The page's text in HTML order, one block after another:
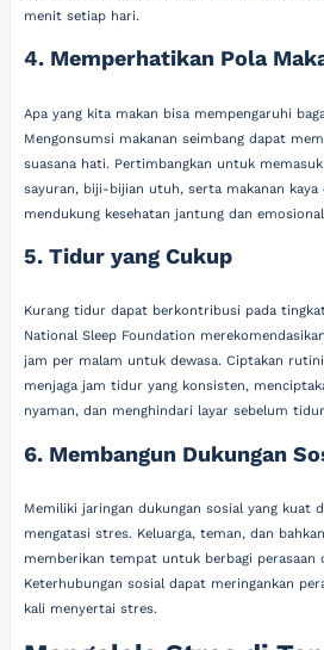
menit setiap hari.
4. Memperhatikan Pola
Apa yang kita makan bisa mempengaruhi
Mengonsumsi makanan seimbang dapat
suasana hati. Pertimbangkan untuk
sayuran, biji-bijian utuh, serta makanan
mendukung kesehatan jantung dan
5. Tidur yang Cukup
Kurang tidur dapat berkontribusi pada
National Sleep Foundation
jam per malam untuk dewasa. Ciptakan
menjaga jam tidur yang konsisten,
nyaman, dan menghindari layar sebelum
6. Membangun Dukungan
Memiliki jaringan dukungan sosial yang kuat
mengatasi stres. Keluarga, teman, dan
memberikan tempat untuk berbagi perasaan
Keterhubungan sosial dapat meringankan
kali menyertai stres.